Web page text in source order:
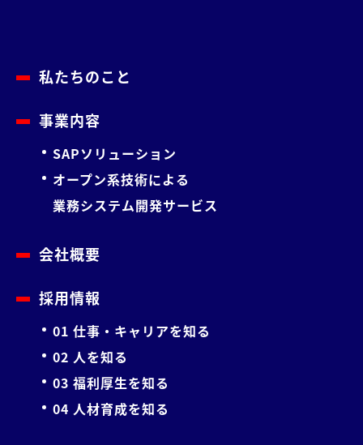
私たちのこと
事業内容
SAPソリューション
オープン系技術による
業務システム開発サービス
会社概要
採用情報
01 仕事・キャリアを知る
02 人を知る
03 福利厚生を知る
04 人材育成を知る